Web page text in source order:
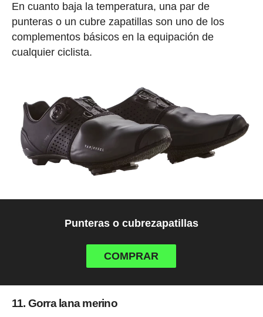
En cuanto baja la temperatura, una par de
punteras o un cubre zapatillas son uno de los
complementos básicos en la equipación de
cualquier ciclista.
Punteras o cubrezapatillas
COMPRAR
11. Gorra lana merino